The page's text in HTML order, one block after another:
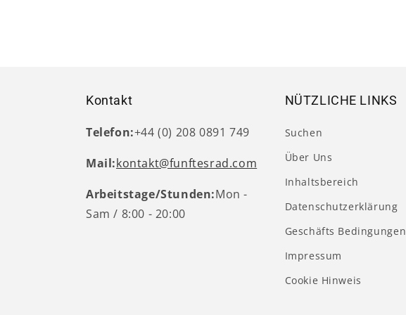
Kontakt
Telefon:+44 (0) 208 0891 749
Mail:kontakt@funftesrad.com
Arbeitstage/Stunden:Mon -
Sam / 8:00 - 20:00
NÜTZLICHE LINKS
Suchen
Über Uns
Inhaltsbereich
Datenschutzerklärung
Geschäfts Bedingungen
Impressum
Cookie Hinweis